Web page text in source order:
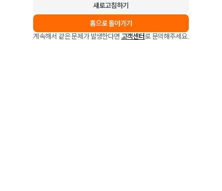
새로고침하기
홈으로 돌아가기
계속해서 같은 문제가 발생한다면 고객센터로 문의해주세요.